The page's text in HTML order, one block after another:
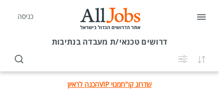
כניסה
דרושים טכנאי/ת מעבדה בנתיבות
שדרוג קו"חמנוי VIP הכנה לראיון